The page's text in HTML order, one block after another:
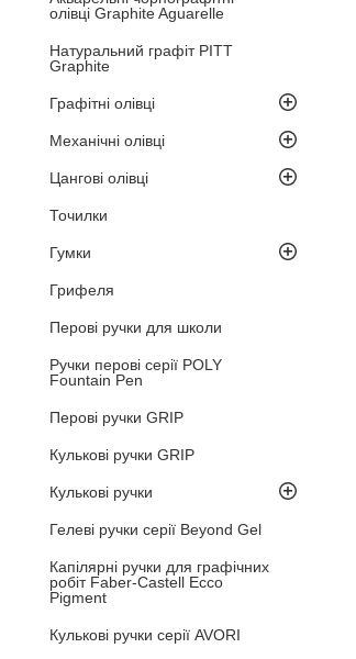
олівці Graphite Aguarelle
Натуральний графіт PITT
Graphite
Графітні олівці
Механічні олівці
Цангові олівці
Точилки
Гумки
Грифеля
Перові ручки для школи
Ручки перові серії POLY
Fountain Pen
Перові ручки GRIP
Кулькові ручки GRIP
Кулькові ручки
Гелеві ручки серії Beyond Gel
Капілярні ручки для графічних
робіт Faber-Castell Ecco
Pigment
Кулькові ручки серії AVORI